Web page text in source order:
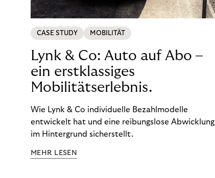
CASE STUDY MOBILITÄT
Lynk & Co: Auto auf Abo –
ein erstklassiges
Mobilitätserlebnis.
Wie Lynk & Co individuelle Bezahlmodelle
entwickelt hat und eine reibungslose Abwicklung
im Hintergrund sicherstellt.
MEHR LESEN